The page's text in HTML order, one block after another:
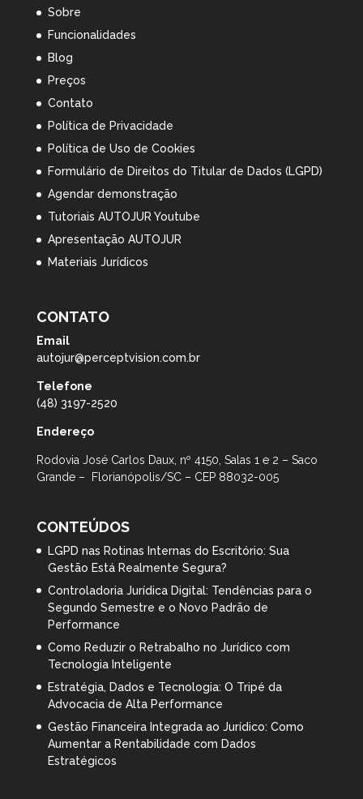
Sobre
Funcionalidades
Blog
Preços
Contato
Política de Privacidade
Política de Uso de Cookies
Formulário de Direitos do Titular de Dados (LGPD)
Agendar demonstração
Tutoriais AUTOJUR Youtube
Apresentação AUTOJUR
Materiais Jurídicos
CONTATO
Email
autojur@perceptvision.com.br
Telefone
(48) 3197-2520
Endereço
Rodovia José Carlos Daux, nº 4150, Salas 1 e 2 – Saco
Grande – Florianópolis/SC – CEP 88032-005
CONTEÚDOS
LGPD nas Rotinas Internas do Escritório: Sua
Gestão Está Realmente Segura?
Controladoria Jurídica Digital: Tendências para o
Segundo Semestre e o Novo Padrão de
Performance
Como Reduzir o Retrabalho no Jurídico com
Tecnologia Inteligente
Estratégia, Dados e Tecnologia: O Tripé da
Advocacia de Alta Performance
Gestão Financeira Integrada ao Jurídico: Como
Aumentar a Rentabilidade com Dados
Estratégicos